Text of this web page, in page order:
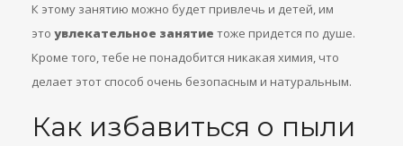
К этому занятию можно будет привлечь и детей, им
это увлекательное занятие тоже придется по душе.
Кроме того, тебе не понадобится никакая химия, что
делает этот способ очень безопасным и натуральным.
Как избавиться о пыли